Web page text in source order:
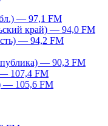
— 97,1 FM
край) — 94,0 FM
— 94,2 FM
— 90,3 FM
107,4 FM
— 105,6 FM